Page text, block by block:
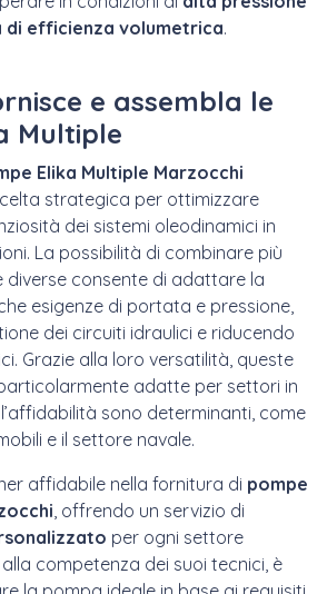
di efficienza volumetrica.
e assembla le
Multiple
Elika Multiple Marzocchi
strategica per ottimizzare
dei sistemi oleodinamici in
La possibilità di combinare più
diverse consente di adattare la
esigenze di portata e pressione,
dei circuiti idraulici e riducendo
Grazie alla loro versatilità, queste
adatte per settori in
sono determinanti, come
e il settore navale.
affidabile nella fornitura di pompe
, offrendo un servizio di
per ogni settore
competenza dei suoi tecnici, è